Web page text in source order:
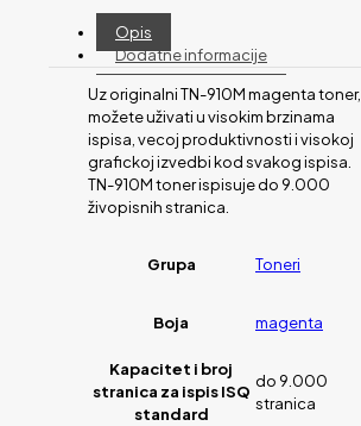
Opis
Dodatne informacije
Uz originalni TN-910M magenta toner,
možete uživati u visokim brzinama
ispisa, vecoj produktivnosti i visokoj
grafickoj izvedbi kod svakog ispisa.
TN-910M toner ispisuje do 9.000
živopisnih stranica.
Grupa Toneri
Boja magenta
Kapacitet i broj
stranica za ispis ISQ
standard
do 9.000
stranica